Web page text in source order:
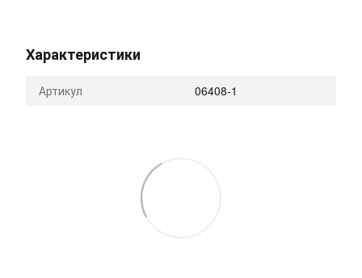
Характеристики
Артикул 06408-1